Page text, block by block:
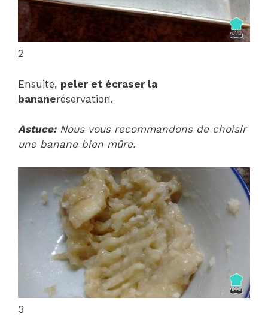
2
Ensuite, peler et écraser la
bananeréservation.
Astuce:Nous vous recommandons de choisir
une banane bien mûre.
3